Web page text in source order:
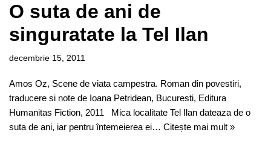
O suta de ani de
singuratate la Tel Ilan
decembrie 15, 2011
Amos Oz, Scene de viata campestra. Roman din povestiri,
traducere si note de Ioana Petridean, Bucuresti, Editura
Humanitas Fiction, 2011 Mica localitate Tel Ilan dateaza de o
suta de ani, iar pentru întemeierea ei… Citește mai mult »